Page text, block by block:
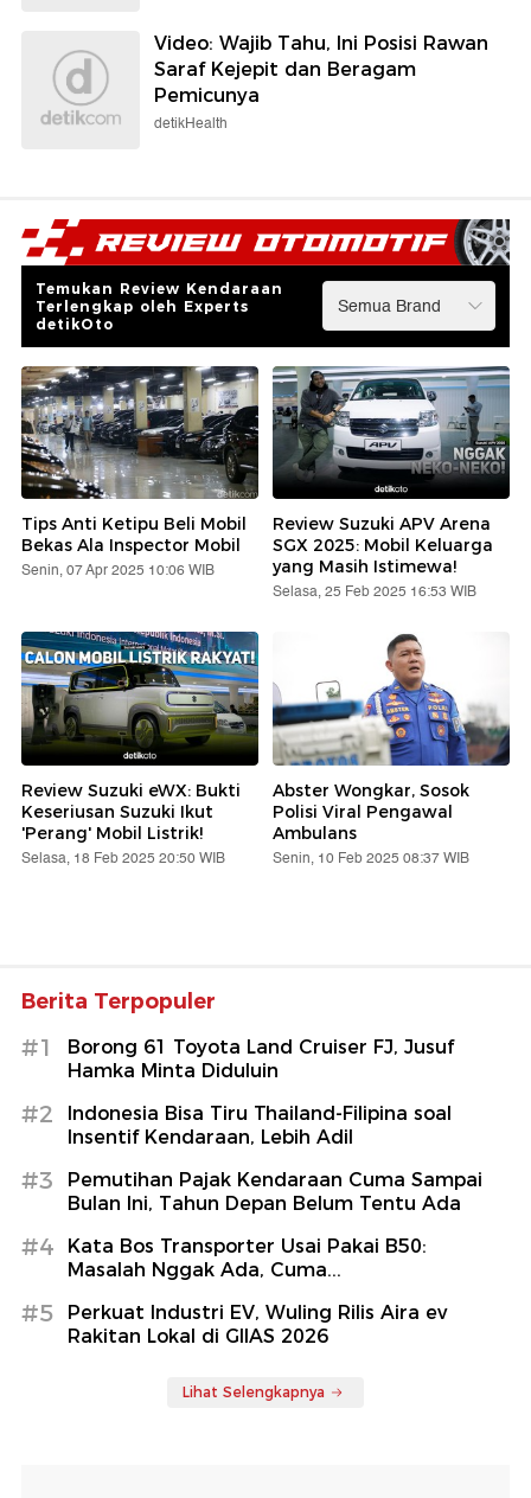
Video: Wajib Tahu, Ini Posisi Rawan
Saraf Kejepit dan Beragam
Pemicunya
detikHealth
Temukan Review Kendaraan
Terlengkap oleh Experts
detikOto
Tips Anti Ketipu Beli Mobil
Bekas Ala Inspector Mobil
Senin, 07 Apr 2025 10:06 WIB
Review Suzuki APV Arena
SGX 2025: Mobil Keluarga
yang Masih Istimewa!
Selasa, 25 Feb 2025 16:53 WIB
Review Suzuki eWX: Bukti
Keseriusan Suzuki Ikut
'Perang' Mobil Listrik!
Selasa, 18 Feb 2025 20:50 WIB
Abster Wongkar, Sosok
Polisi Viral Pengawal
Ambulans
Senin, 10 Feb 2025 08:37 WIB
Berita Terpopuler
#1
Borong 61 Toyota Land Cruiser FJ, Jusuf
Hamka Minta Diduluin
#2
Indonesia Bisa Tiru Thailand-Filipina soal
Insentif Kendaraan, Lebih Adil
#3
Pemutihan Pajak Kendaraan Cuma Sampai
Bulan Ini, Tahun Depan Belum Tentu Ada
#4
Kata Bos Transporter Usai Pakai B50:
Masalah Nggak Ada, Cuma...
#5
Perkuat Industri EV, Wuling Rilis Aira ev
Rakitan Lokal di GIIAS 2026
Lihat Selengkapnya